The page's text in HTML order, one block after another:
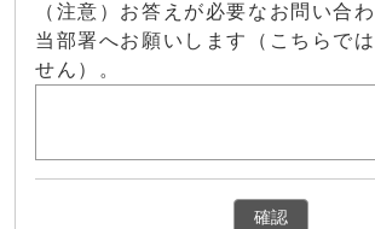
（注意）お答えが必要なお問い合
当部署へお願いします（こちらで
せん）。
確認